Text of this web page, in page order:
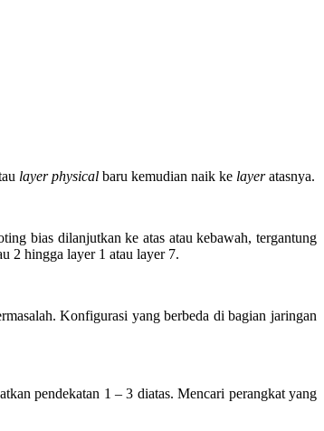
layer physical baru kemudian naik ke layeratasnya.
bias dilanjutkan ke atas atau kebawah, tergantung
2 hingga layer 1 atau layer 7.
Konfigurasi yang berbeda di bagian jaringan
pendekatan 1 – 3 diatas. Mencari perangkat yang